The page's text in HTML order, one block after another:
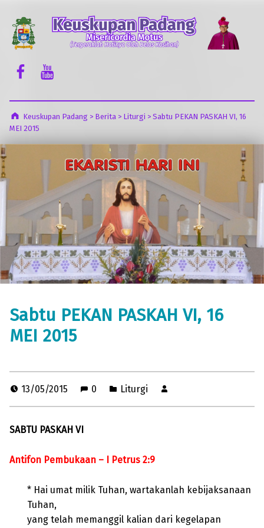
Facebook Komsos
Youtube Komsos
Keuskupan Padang > Berita> Liturgi > Sabtu PEKAN PASKAH VI, 16
MEI 2015
Sabtu PEKAN PASKAH VI, 16
MEI 2015
13/05/2015 0 Liturgi
SABTU PASKAH VI
Antifon Pembukaan – I Petrus 2:9
* Hai umat milik Tuhan, wartakanlah kebijaksanaan
Tuhan,
yang telah memanggil kalian dari kegelapan